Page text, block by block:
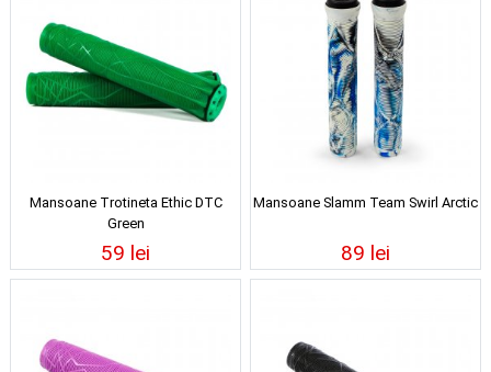
Mansoane Trotineta Ethic DTC
Green
59 lei
Mansoane Slamm Team Swirl Arctic
89 lei